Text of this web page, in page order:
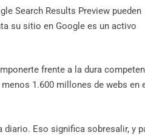
Search Results Preview pueden
su sitio en Google es un activo
frente a la dura
1.600 millones de webs en
Eso significa sobresalir, y